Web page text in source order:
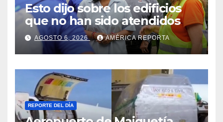
Esto dijo sobre los edificios
que no han sido atendidos
AGOSTO 6, 2026 AMÉRICA REPORTA
REPORTE DEL DÍA